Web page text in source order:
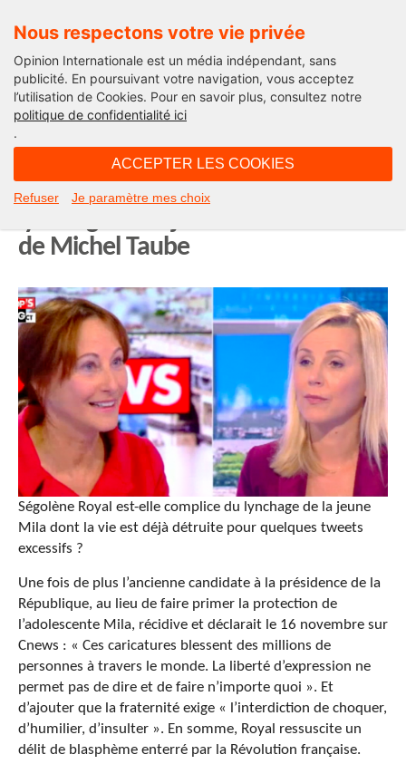
Nous respectons votre vie privée
Opinion Internationale est un média indépendant, sans
publicité. En poursuivant votre navigation, vous acceptez
l’utilisation de Cookies. Pour en savoir plus, consultez notre
politique de confidentialité ici
.
ACCEPTER LES COOKIES
Refuser Je paramètre mes choix
Edito
Ségolène Royal, complice du
de Michel Taube
Ségolène Royal est-elle complice du lynchage de la jeune
Mila dont la vie est déjà détruite pour quelques tweets
excessifs ?
Une fois de plus l’ancienne candidate à la présidence de la
République, au lieu de faire primer la protection de
l’adolescente Mila, récidive et déclarait le 16 novembre sur
Cnews : « Ces caricatures blessent des millions de
personnes à travers le monde. La liberté d’expression ne
permet pas de dire et de faire n’importe quoi ». Et
d’ajouter que la fraternité exige «
l’interdiction de choquer,
d’humilier, d’insulter ». En somme, Royal ressuscite un
délit de blasphème enterré par la Révolution française.